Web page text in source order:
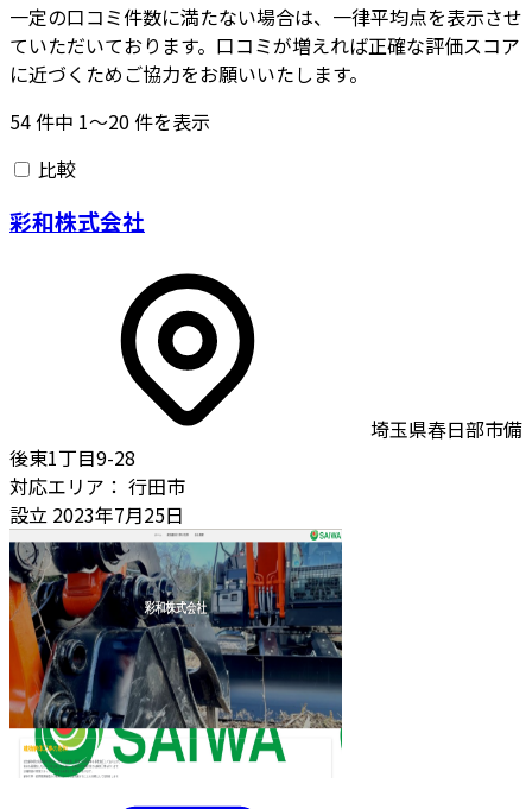
一定の口コミ件数に満たない場合は、一律平均点を表示させ
ていただいております。口コミが増えれば正確な評価スコア
に近づくためご協力をお願いいたします。
54件中 1〜20件を表示
比較
彩和株式会社
埼玉県春日部市備
後東1丁目9-28
対応エリア： 行田市
設立 2023年7月25日